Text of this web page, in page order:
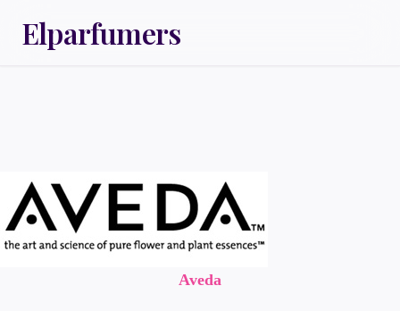
Elparfumers
Aveda